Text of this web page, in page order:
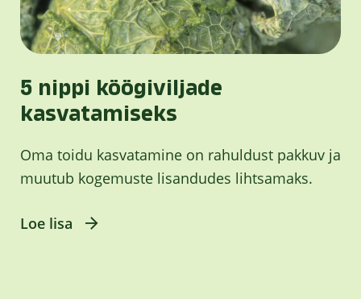
5 nippi köögiviljade
kasvatamiseks
Oma toidu kasvatamine on rahuldust pakkuv ja
muutub kogemuste lisandudes lihtsamaks.
Loe lisa